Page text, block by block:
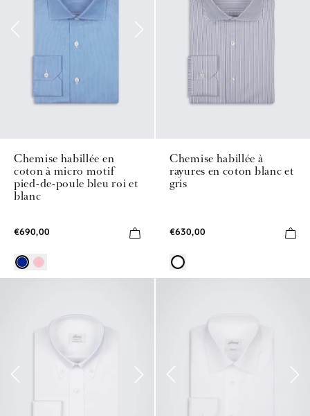
Chemise habillée en
coton à micro motif
pied‑de‑poule bleu roi et
blanc
€690,00
Chemise habillée à
rayures en coton blanc et
gris
€630,00